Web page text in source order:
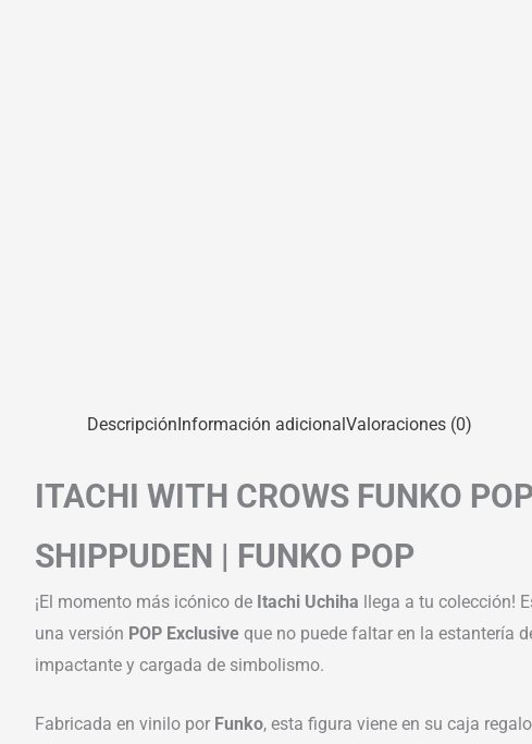
DescripciónInformación adicionalValoraciones (0)
ITACHI WITH CROWS FUNKO
SHIPPUDEN | FUNKO POP
¡El momento más icónico de Itachi Uchiha llega a tu colección!
una versión POP Exclusive que no puede faltar en la estantería
impactante y cargada de simbolismo.
Fabricada en vinilo por Funko, esta figura viene en su caja